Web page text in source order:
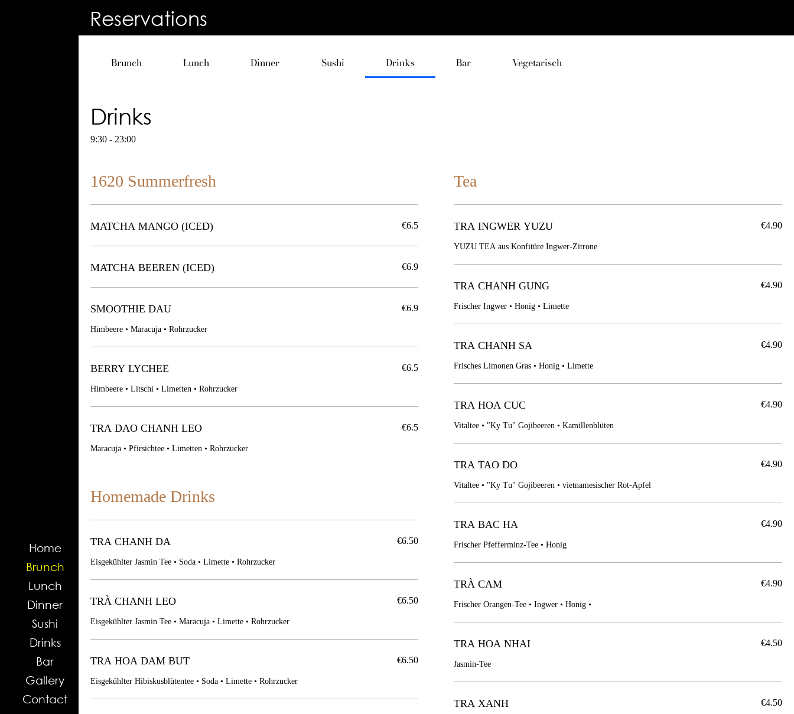
Reservations
Brunch Lunch Dinner Sushi Drinks Bar Vegetarisch
Drinks
9:30 - 23:00
1620 Summerfresh
MATCHA MANGO (ICED) €6.5
MATCHA BEEREN (ICED) €6.9
SMOOTHIE DAU
Himbeere • Maracuja • Rohrzucker
€6.9
BERRY LYCHEE
Himbeere • Litschi • Limetten • Rohrzucker
€6.5
TRA DAO CHANH LEO
Maracuja • Pfirsichtee • Limetten • Rohrzucker
€6.5
Homemade Drinks
TRA CHANH DA
Eisgekühlter Jasmin Tee • Soda • Limette • Rohrzucker
€6.50
TRÀ CHANH LEO
Eisgekühlter Jasmin Tee • Maracuja • Limette • Rohrzucker
€6.50
TRA HOA DAM BUT
Eisgekühlter Hibiskusblütentee • Soda • Limette • Rohrzucker
€6.50
Tea
TRA INGWER YUZU
YUZU TEA aus Konfitüre Ingwer-Zitrone
€4.90
TRA CHANH GUNG
Frischer Ingwer • Honig • Limette
€4.90
TRA CHANH SA
Frisches Limonen Gras • Honig • Limette
€4.90
TRA HOA CUC
Vitaltee • "Ky Tu" Gojibeeren • Kamillenblüten
€4.90
TRA TAO DO
Vitaltee • "Ky Tu" Gojibeeren • vietnamesischer Rot-Apfel
€4.90
TRA BAC HA
Frischer Pfefferminz-Tee • Honig
€4.90
TRÀ CAM
Frischer Orangen-Tee • Ingwer • Honig •
€4.90
TRA HOA NHAI
Jasmin-Tee
€4.50
TRA XANH €4.50
Home
Brunch
Lunch
Dinner
Sushi
Drinks
Bar
Gallery
Contact